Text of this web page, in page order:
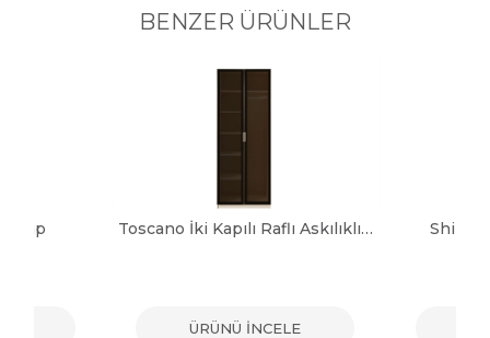
BENZER ÜRÜNLER
Toscano İki Kapılı Raflı Askılıklı Dolap
ÜRÜNÜ İNCELE
Shine